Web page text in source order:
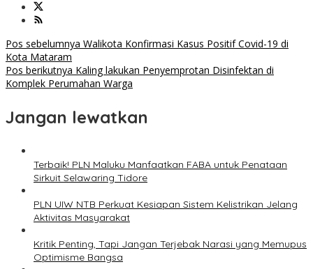
Navigasi
pos
Pos sebelumnya Walikota Konfirmasi Kasus Positif Covid-19 di
Kota Mataram
Pos berikutnya Kaling lakukan Penyemprotan Disinfektan di
Komplek Perumahan Warga
Jangan lewatkan
Terbaik! PLN Maluku Manfaatkan FABA untuk Penataan
Sirkuit Selawaring Tidore
PLN UIW NTB Perkuat Kesiapan Sistem Kelistrikan Jelang
Aktivitas Masyarakat
Kritik Penting, Tapi Jangan Terjebak Narasi yang Memupus
Optimisme Bangsa